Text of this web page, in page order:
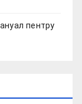
пентру